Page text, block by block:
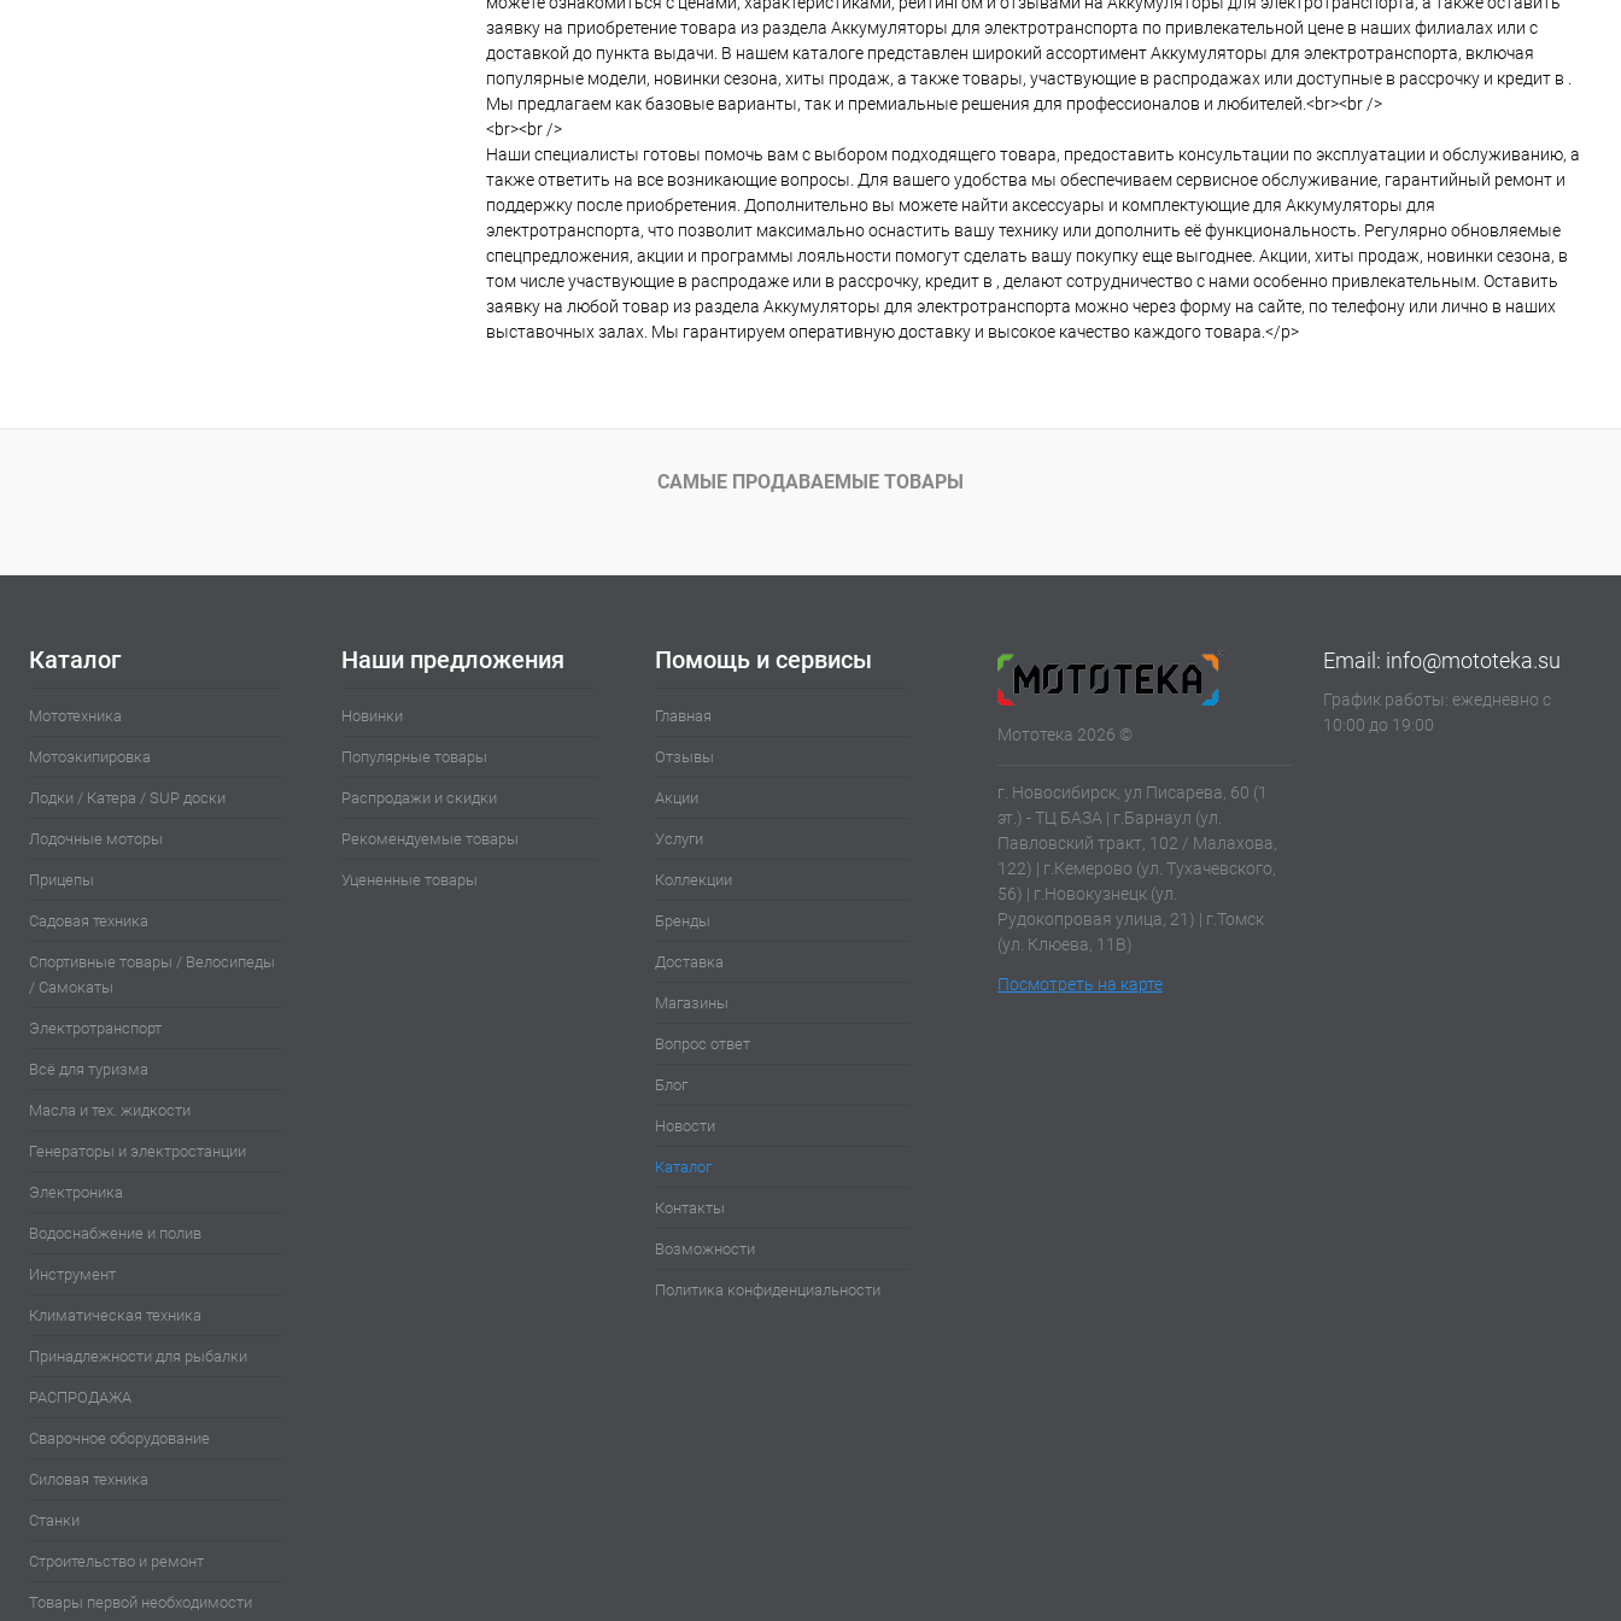
заявку на приобретение товара из раздела Аккумуляторы для электротранспорта по привлекательной цене в наших филиалах или с
доставкой до пункта выдачи. В нашем каталоге представлен широкий ассортимент Аккумуляторы для электротранспорта, включая
популярные модели, новинки сезона, хиты продаж, а также товары, участвующие в распродажах или доступные в рассрочку и кредит в .
Мы предлагаем как базовые варианты, так и премиальные решения для профессионалов и любителей.<br><br />
<br><br />
Наши специалисты готовы помочь вам с выбором подходящего товара, предоставить консультации по эксплуатации и обслуживанию, а
также ответить на все возникающие вопросы. Для вашего удобства мы обеспечиваем сервисное обслуживание, гарантийный ремонт и
поддержку после приобретения. Дополнительно вы можете найти аксессуары и комплектующие для Аккумуляторы для
электротранспорта, что позволит максимально оснастить вашу технику или дополнить её функциональность. Регулярно обновляемые
спецпредложения, акции и программы лояльности помогут сделать вашу покупку еще выгоднее. Акции, хиты продаж, новинки сезона, в
том числе участвующие в распродаже или в рассрочку, кредит в , делают сотрудничество с нами особенно привлекательным. Оставить
заявку на любой товар из раздела Аккумуляторы для электротранспорта можно через форму на сайте, по телефону или лично в наших
выставочных залах. Мы гарантируем оперативную доставку и высокое качество каждого товара.</p>
САМЫЕ ПРОДАВАЕМЫЕ ТОВАРЫ
Каталог
Мототехника
Мотоэкипировка
Лодки / Катера / SUP доски
Лодочные моторы
Прицепы
Садовая техника
Спортивные товары / Велосипеды
/ Самокаты
Электротранспорт
Всё для туризма
Масла и тех. жидкости
Генераторы и электростанции
Электроника
Водоснабжение и полив
Инструмент
Климатическая техника
Принадлежности для рыбалки
РАСПРОДАЖА
Сварочное оборудование
Силовая техника
Станки
Строительство и ремонт
Товары первой необходимости
Наши предложения
Новинки
Популярные товары
Распродажи и скидки
Рекомендуемые товары
Уцененные товары
Помощь и сервисы
Главная
Отзывы
Акции
Услуги
Коллекции
Бренды
Доставка
Магазины
Вопрос ответ
Блог
Новости
Каталог
Контакты
Возможности
Политика конфиденциальности
Мототека 2026 ©
г. Новосибирск, ул Писарева, 60 (1
эт.) - ТЦ БАЗА | г.Барнаул (ул.
Павловский тракт, 102 / Малахова,
122) | г.Кемерово (ул. Тухачевского,
56) | г.Новокузнецк (ул.
Рудокопровая улица, 21) | г.Томск
(ул. Клюева, 11В)
Посмотреть на карте
Email: info@mototeka.su
График работы: ежедневно с
10:00 до 19:00